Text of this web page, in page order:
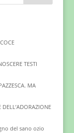
TESTI
MA
del sano ozio